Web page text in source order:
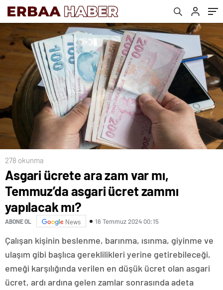
278 okunma
Asgari ücrete ara zam var mı,
Temmuz’da asgari ücret zammı
yapılacak mı?
ABONE OL News 16 Temmuz 2024 00:15
Çalışan kişinin beslenme, barınma, ısınma, giyinme ve
ulaşım gibi başlıca gereklilikleri yerine getirebileceği,
emeği karşılığında verilen en düşük ücret olan asgari
ücret, ardı ardına gelen zamlar sonrasında adeta